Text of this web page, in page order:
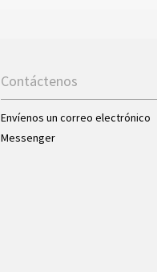
Contáctenos
Envíenos un correo electrónico
Messenger